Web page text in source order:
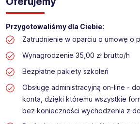
Przygotowaliśmy dla Ciebie:
Zatrudnienie w oparciu o umowę o
Wynagrodzenie 35,00 zł brutto/h
Bezpłatne pakiety szkoleń
Obsługę administracyjną on-line -
konta, dzięki któremu wszystkie
bez konieczności wychodzenia z